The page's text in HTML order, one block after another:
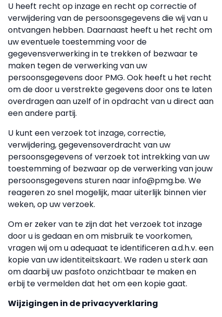
U heeft recht op inzage en recht op correctie of
verwijdering van de persoonsgegevens die wij van u
ontvangen hebben. Daarnaast heeft u het recht om
uw eventuele toestemming voor de
gegevensverwerking in te trekken of bezwaar te
maken tegen de verwerking van uw
persoonsgegevens door PMG. Ook heeft u het recht
om de door u verstrekte gegevens door ons te laten
overdragen aan uzelf of in opdracht van u direct aan
een andere partij.
U kunt een verzoek tot inzage, correctie,
verwijdering, gegevensoverdracht van uw
persoonsgegevens of verzoek tot intrekking van uw
toestemming of bezwaar op de verwerking van jouw
persoonsgegevens sturen naar info@pmg.be. We
reageren zo snel mogelijk, maar uiterlijk binnen vier
weken, op uw verzoek.
Om er zeker van te zijn dat het verzoek tot inzage
door u is gedaan en om misbruik te voorkomen,
vragen wij om u adequaat te identificeren a.d.h.v. een
kopie van uw identiteitskaart. We raden u sterk aan
om daarbij uw pasfoto onzichtbaar te maken en
erbij te vermelden dat het om een kopie gaat.
Wijzigingen in de privacyverklaring